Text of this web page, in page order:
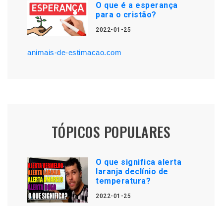
O que é a esperança
para o cristão?
2022-01-25
animais-de-estimacao.com
TÓPICOS POPULARES
O que significa alerta
laranja declínio de
temperatura?
2022-01-25